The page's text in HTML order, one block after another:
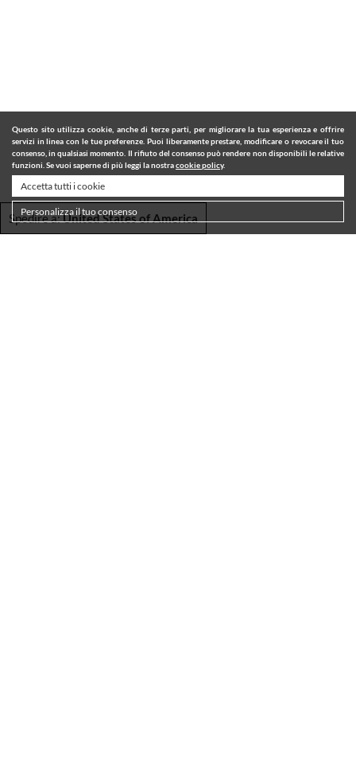
Spedire a:United States of America
Questo sito utilizza cookie, anche di terze parti, per migliorare la tua esperienza e offrire
servizi in linea con le tue preferenze. Puoi liberamente prestare, modificare o revocare il tuo
consenso, in qualsiasi momento. Il rifiuto del consenso può rendere non disponibili le relative
funzioni. Se vuoi saperne di più leggi la nostracookie policy.
Accetta tutti i cookie
Personalizza il tuo consenso